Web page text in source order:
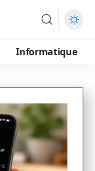
Informatique